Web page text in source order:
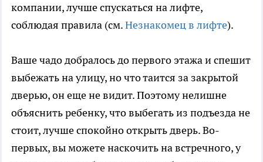
компании, лучше спускаться на лифте,
соблюдая правила (см.Незнакомец в лифте).
Ваше чадо добралось до первого этажа и спешит
выбежать на улицу, но что таится за закрытой
дверью, он еще не видит. Поэтому нелишне
объяснить ребенку, что выбегать из подъезда не
стоит, лучше спокойно открыть дверь. Во-
первых, вы можете наскочить на встречного, у